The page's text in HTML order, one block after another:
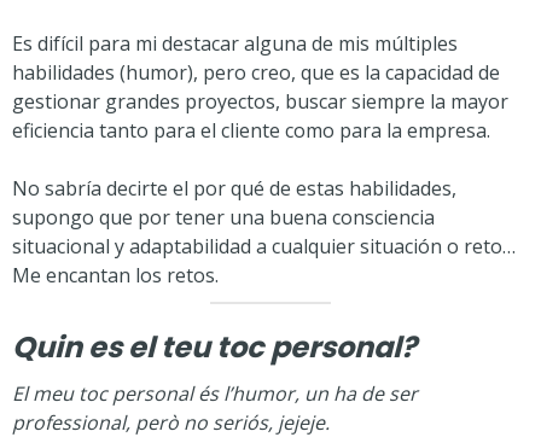
Es difícil para mi destacar alguna de mis múltiples
habilidades (humor), pero creo, que es la capacidad de
gestionar grandes proyectos, buscar siempre la mayor
eficiencia tanto para el cliente como para la empresa.
No sabría decirte el por qué de estas habilidades,
supongo que por tener una buena consciencia
situacional y adaptabilidad a cualquier situación o reto…
Me encantan los retos.
Quin es el teu toc personal?
El meu toc personal és l’humor, un ha de ser
professional, però no seriós, jejeje.